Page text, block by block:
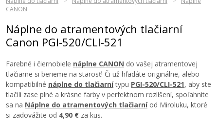
CANON
Náplne do atramentových tlačiarní
Canon PGI-520/CLI-521
Farebné i čiernobiele náplne CANON do vašej atramentovej
tlačiarne si berieme na starosť! Či už hľadáte originálne, alebo
kompatibilné náplne do tlačiarnítypu PGI-520/CLI-521, aby ste
tlačili zase plné a krásne farby v perfektnom rozlíšení, spoľahnite
sa na Náplne do atramentových tlačiarníod Miroluku, ktoré
si zadovážite od 4,90 € za kus.